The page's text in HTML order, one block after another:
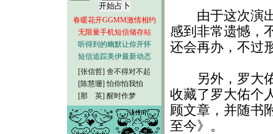
春暖花开GGMM激情相约
无限量手机短信储存站
听得到的幽默让你开怀
短信追踪美伊最新动态
[张信哲] 舍不得对不起
[陈慧珊] 怕你怕我怕
[那 英] 醒时作梦
由于这次演出
感到非常遗憾，
还会再办，不过
另外，罗大佑
收藏了罗大佑个
顾文章，并随书
至今》。